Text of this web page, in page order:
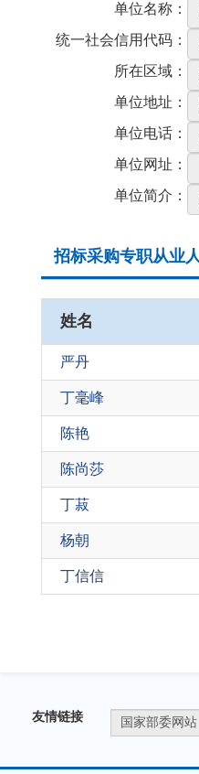
单位名称：
统一社会信用代码：
所在区域：
单位地址：
单位电话：
单位网址：
单位简介：
招标采购专职从业
姓名
严丹
丁毫峰
陈艳
陈尚莎
丁菽
杨朝
丁信信
友情链接